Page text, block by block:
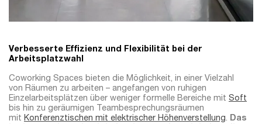
Verbesserte Effizienz und Flexibilität bei der
Arbeitsplatzwahl
Coworking Spaces bieten die Möglichkeit, in einer Vielzahl
von Räumen zu arbeiten – angefangen von ruhigen
Einzelarbeitsplätzen über weniger formelle Bereiche mit Soft
bis hin zu geräumigen Teambesprechungsräumen
mit Konferenztischen mit elektrischer Höhenverstellung. Das